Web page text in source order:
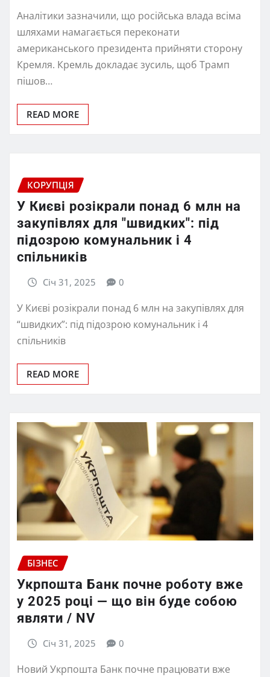
Аналітики зазначили, що російська влада всіма
шляхами намагається переконати
американського президента прийняти сторону
Кремля. Кремль докладає зусиль, щоб Трамп
пішов…
READ MORE
КОРУПЦІЯ
У Києві розікрали понад 6 млн на
закупівлях для "швидких": під
підозрою комунальник і 4
спільників
Січ 31, 2025 0
У Києві розікрали понад 6 млн на закупівлях для
“швидких”: під підозрою комунальник і 4
спільників
READ MORE
БІЗНЕС
Укрпошта Банк почне роботу вже
у 2025 році — що він буде собою
являти / NV
Січ 31, 2025 0
Новий Укрпошта Банк почне працювати вже